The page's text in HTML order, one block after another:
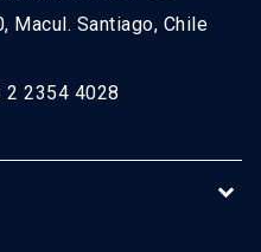
Macul. Santiago, Chile
2 2354 4028